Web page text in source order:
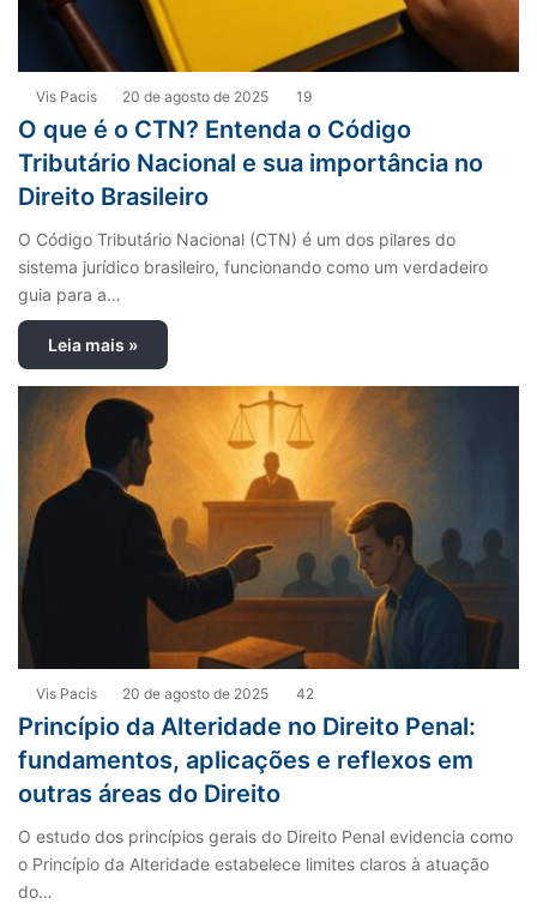
Vis Pacis 20 de agosto de 2025 19
O que é o CTN? Entenda o Código
Tributário Nacional e sua importância no
Direito Brasileiro
O Código Tributário Nacional (CTN) é um dos pilares do
sistema jurídico brasileiro, funcionando como um verdadeiro
guia para a…
Leia mais »
Vis Pacis 20 de agosto de 2025 42
Princípio da Alteridade no Direito Penal:
fundamentos, aplicações e reflexos em
outras áreas do Direito
O estudo dos princípios gerais do Direito Penal evidencia como
o Princípio da Alteridade estabelece limites claros à atuação
do…